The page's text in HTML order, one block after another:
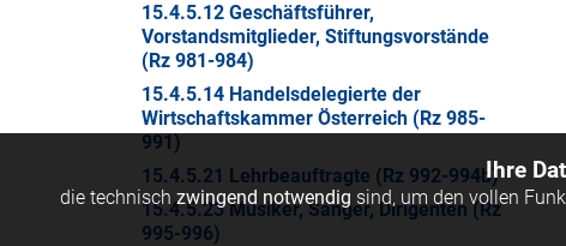
15.4.5.12 Geschäftsführer,
Vorstandsmitglieder, Stiftungsvorstände
(Rz 981-984)
15.4.5.14 Handelsdelegierte der
Wirtschaftskammer Österreich (Rz 985-
991)
15.4.5.21 Lehrbeauftragte (Rz 992-994b)
15.4.5.23 Musiker, Sänger, Dirigenten (Rz
995-996)
Ihre
die technischzwingend notwendig sind, um den vollen